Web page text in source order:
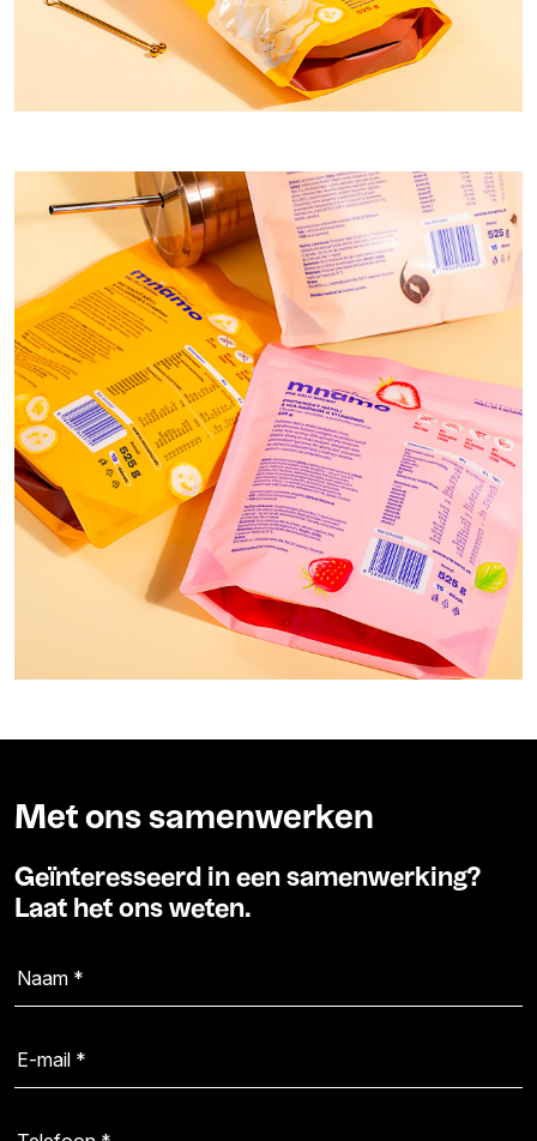
Met ons samenwerken
Geïnteresseerd in een samenwerking?
Laat het ons weten.